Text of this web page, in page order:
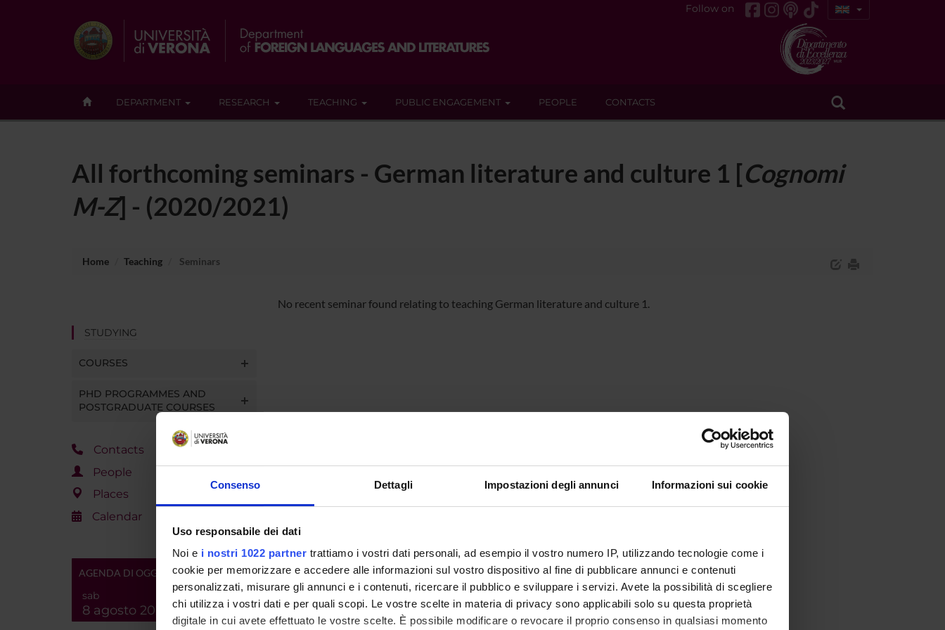
Consenso Dettagli Impostazioni degli annunci Informazioni sui cookie
Uso responsabile dei dati
Noi e i nostri 1022 partner trattiamo i vostri dati personali, ad esempio il vostro numero IP, utilizzando tecnologie come i
cookie per memorizzare e accedere alle informazioni sul vostro dispositivo al fine di pubblicare annunci e contenuti
personalizzati, misurare gli annunci e i contenuti, ricercare il pubblico e sviluppare i servizi. Avete la possibilità di scegliere
chi utilizza i vostri dati e per quali scopi. Le vostre scelte in materia di privacy sono applicabili solo su questa proprietà
digitale in cui avete effettuato le vostre scelte. È possibile modificare o revocare il proprio consenso in qualsiasi momento
Follow on
DEPARTMENT RESEARCH TEACHING PUBLIC ENGAGEMENT PEOPLE CONTACTS
All forthcoming seminars - German literature and culture 1 [Cognomi
M-Z] - (2020/2021)
Home Teaching Seminars
STUDYING
COURSES
PHD PROGRAMMES AND
POSTGRADUATE COURSES
Contacts
People
Places
Calendar
AGENDA DI OGGI
sab
8 agosto 2026
No recent seminar found relating to teaching German literature and culture 1.